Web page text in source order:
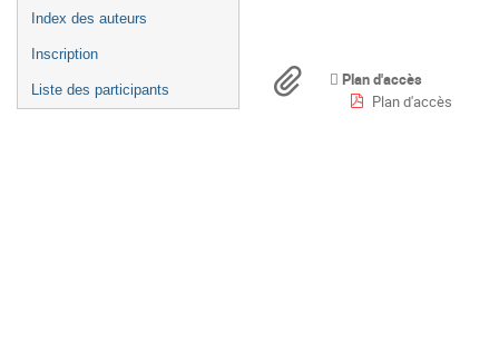
Index des auteurs
Inscription
Liste des participants
Europe/Paris
Documents
Plan d'accès
Plan d'accès